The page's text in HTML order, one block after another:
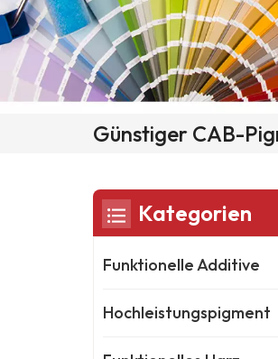
Günstiger CAB-
Kategorien
Funktionelle Additive
Hochleistungspigment